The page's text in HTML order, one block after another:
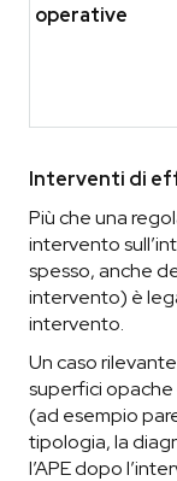
operative
Interventi di
Più che una
intervento
spesso, anche
intervento) è
intervento.
Un caso
superfici
(ad esempio
tipologia, la
l’APE dopo